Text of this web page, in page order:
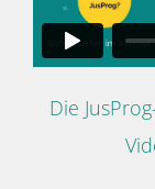
Die